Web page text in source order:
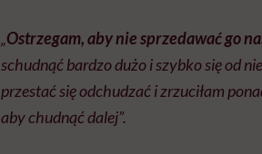
„Ostrzegam, aby nie sprzedawać go
schudnąć bardzo dużo i szybko się od
przestać się odchudzać i zrzuciłam
aby chudnąć dalej”.